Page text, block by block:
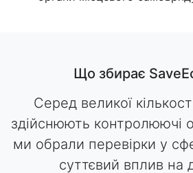
Що збирає
Серед великої
здійснюють контролюючі
ми обрали перевірки у
суттєвий вплив на